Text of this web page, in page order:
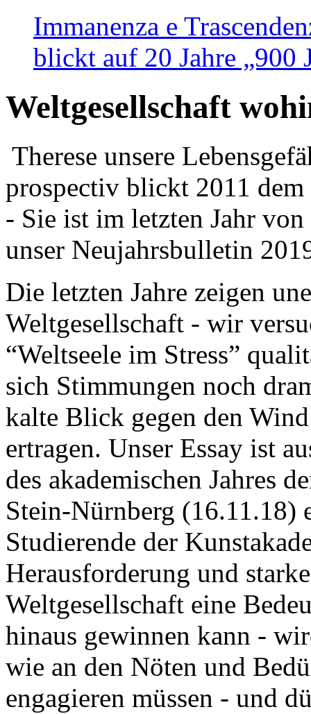
Immanenza e
blickt auf 20 Jahre „900
Weltgesellschaft
Therese unsere
prospectiv blickt 2011
- Sie ist im letzten Jahr
unser Neujahrsbulletin
Die letzten Jahre zeigen
Weltgesellschaft - wir
“Weltseele im Stress”
sich Stimmungen noch
kalte Blick gegen den
ertragen. Unser Essay ist
des akademischen Jahres
Stein-Nürnberg (16.11.18)
Studierende der
Herausforderung und
Weltgesellschaft eine
hinaus gewinnen kann -
wie an den Nöten und
engagieren müssen - und